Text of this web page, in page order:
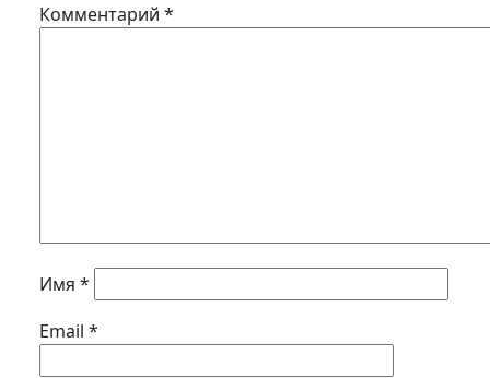
Комментарий *
Имя *
Email *